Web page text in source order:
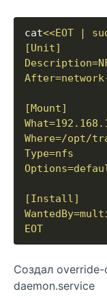
cat
EOT
Создал
daemon.service